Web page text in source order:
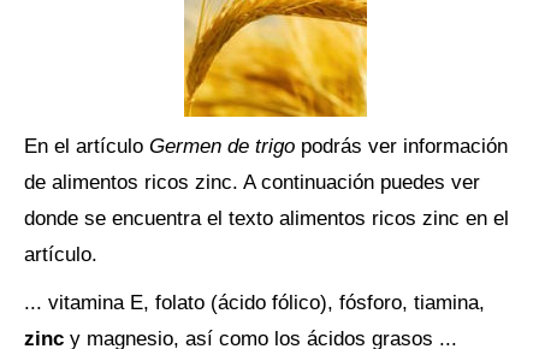
En el artículo Germen de trigo podrás ver información
de alimentos ricos zinc. A continuación puedes ver
donde se encuentra el texto alimentos ricos zinc en el
artículo.
... vitamina E, folato (ácido fólico), fósforo, tiamina,
zinc y magnesio, así como los ácidos grasos ...